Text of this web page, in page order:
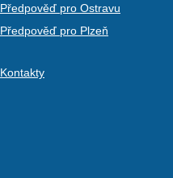
Předpověď pro Ostravu
Předpověď pro Plzeň
Kontakty